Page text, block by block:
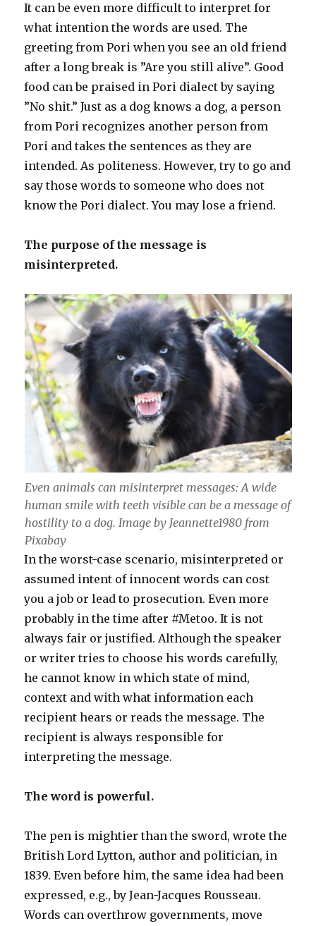
It can be even more difficult to interpret for
what intention the words are used. The
greeting from Pori when you see an old friend
after a long break is ”Are you still alive”. Good
food can be praised in Pori dialect by saying
”No shit.” Just as a dog knows a dog, a person
from Pori recognizes another person from
Pori and takes the sentences as they are
intended. As politeness. However, try to go and
say those words to someone who does not
know the Pori dialect. You may lose a friend.
The purpose of the message is
misinterpreted.
Even animals can misinterpret messages: A wide
human smile with teeth visible can be a message of
hostility to a dog. Image by Jeannette1980 from
Pixabay
In the worst-case scenario, misinterpreted or
assumed intent of innocent words can cost
you a job or lead to prosecution. Even more
probably in the time after #Metoo. It is not
always fair or justified. Although the speaker
or writer tries to choose his words carefully,
he cannot know in which state of mind,
context and with what information each
recipient hears or reads the message. The
recipient is always responsible for
interpreting the message.
The word is powerful.
The pen is mightier than the sword, wrote the
British Lord Lytton, author and politician, in
1839. Even before him, the same idea had been
expressed, e.g., by Jean-Jacques Rousseau.
Words can overthrow governments, move